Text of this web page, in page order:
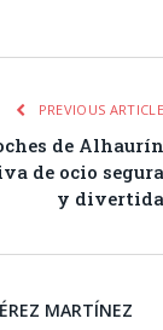
PREVIOUS ARTICLE
de Alhaurín
de ocio segura
y divertida
MARTÍNEZ